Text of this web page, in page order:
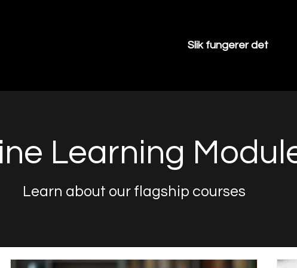
Slik fungerer det
Learning
Learn about our flagship courses